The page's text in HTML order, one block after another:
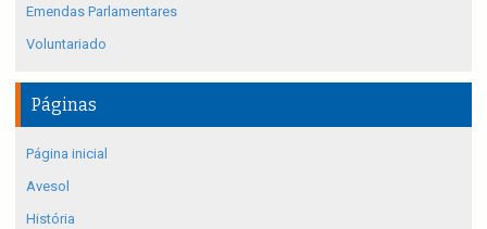
Emendas Parlamentares
Voluntariado
Páginas
Página inicial
Avesol
História